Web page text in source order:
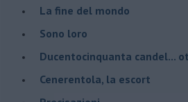
La fine del mondo
Sono loro
Ducentocinquanta candel...
Cenerentola, la escort